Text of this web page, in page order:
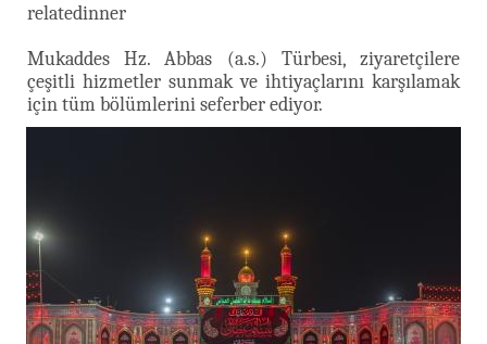
relatedinner
Mukaddes Hz. Abbas (a.s.) Türbesi, ziyaretçilere
çeşitli hizmetler sunmak ve ihtiyaçlarını karşılamak
için tüm bölümlerini seferber ediyor.